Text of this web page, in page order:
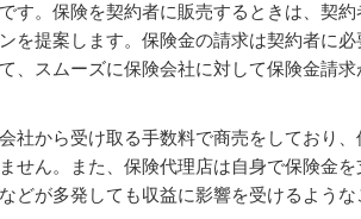
す。保険を契約者に販売するときは、契約
を提案します。保険金の請求は契約者に
、スムーズに保険会社に対して保険金請
社から受け取る手数料で商売をしており
せん。また、保険代理店は自身で保険金を
どが多発しても収益に影響を受けるよう